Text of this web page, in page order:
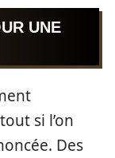
UNE
si l’on
Des